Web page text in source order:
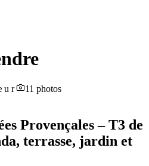
11 photos
Provençales – T3 de
terrasse, jardin et